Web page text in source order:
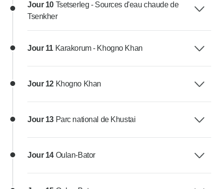
Jour 10 Tsetserleg - Sources d'eau chaude de
Tsenkher
Jour 11 Karakorum - Khogno Khan
Jour 12 Khogno Khan
Jour 13 Parc national de Khustai
Jour 14 Oulan-Bator